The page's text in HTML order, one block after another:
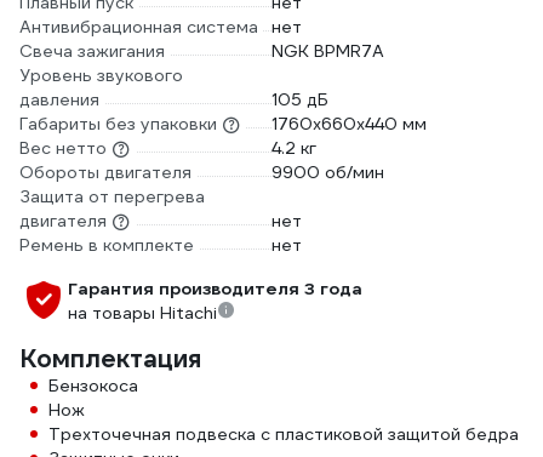
Антивибрационная система
нет
Свеча зажигания
NGK BPMR7A
Уровень звукового
давления
105 дБ
Габариты без упаковки
1760х660х440 мм
Вес нетто
4.2 кг
Обороты двигателя
9900 об/мин
Защита от перегрева
двигателя
нет
Ремень в комплекте
нет
Гарантия производителя 3 года
на товары Hitachi
Комплектация
Бензокоса
Нож
Трехточечная подвеска с пластиковой защитой бедра